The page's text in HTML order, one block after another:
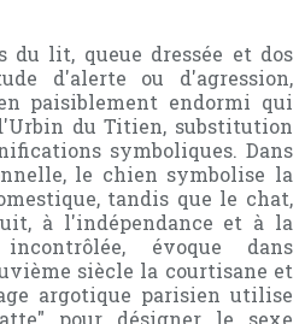
du lit, queue dressée et dos
d'alerte ou d'agression,
paisiblement endormi qui
du Titien, substitution
symboliques. Dans
le chien symbolise la
tandis que le chat,
à l'indépendance et à la
évoque dans
siècle la courtisane et
argotique parisien utilise
pour désigner le sexe